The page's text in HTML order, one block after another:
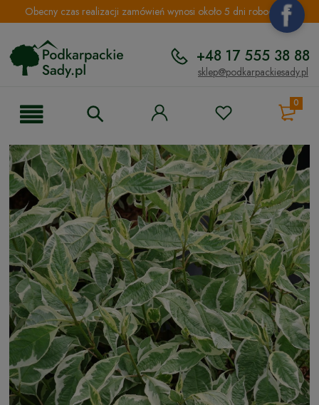
Obecny czas realizacji zamówień wynosi około 5 dni roboczych.
+48 17 555 38 88
sklep@podkarpackiesady.pl
0